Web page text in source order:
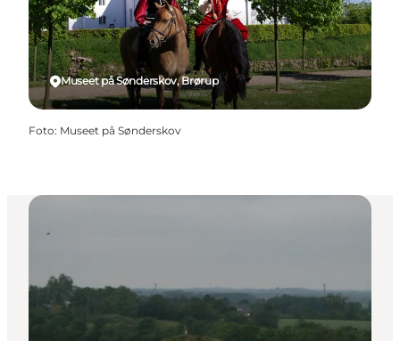
Museet på Sønderskov, Brørup
Foto: Museet på Sønderskov